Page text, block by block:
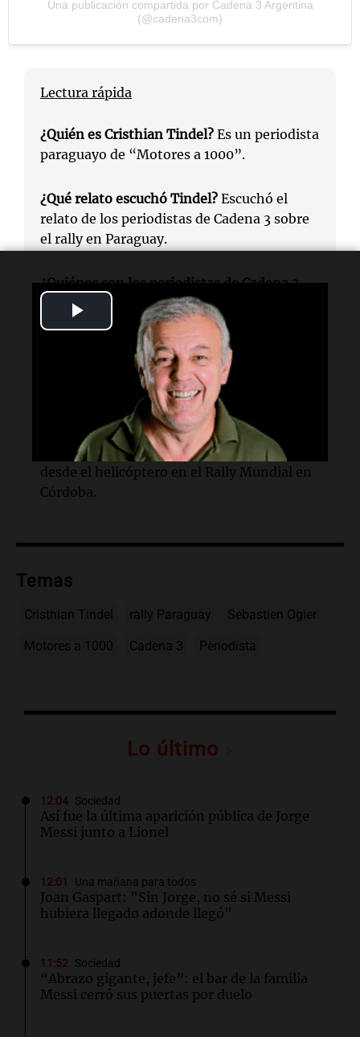
Video
Una publicación compartida por Cadena 3 Argentina
(@cadena3com)
Lectura rápida
¿Quién es Cristhian Tindel? Es un periodista
paraguayo de “Motores a 1000”.
¿Qué relato escuchó Tindel? Escuchó el
relato de los periodistas de Cadena 3 sobre
el rally en Paraguay.
¿Quiénes son los periodistas de Cadena 3
mencionados?
Son Marcelo Cammisa y
Fernando Barrionuevo.
¿Dónde se encontraba el rally mencionado?
En Paraguay, específicamente en Trinidad.
¿Qué recordó Tindel sobre Cammisa?
Recordó los relatos épicos de Cammisa
desde el helicóptero en el Rally Mundial en
Córdoba.
Temas
Cristhian Tindel rally Paraguay Sebastien Ogier
Motores a 1000 Cadena 3 Periodista
Lo último
12:04 Sociedad
Así fue la última aparición pública de Jorge
Messi junto a Lionel
12:01 Una mañana para todos
Joan Gaspart: "Sin Jorge, no sé si Messi
hubiera llegado adonde llegó"
11:52 Sociedad
“Abrazo gigante, jefe”: el bar de la familia
Messi cerró sus puertas por duelo